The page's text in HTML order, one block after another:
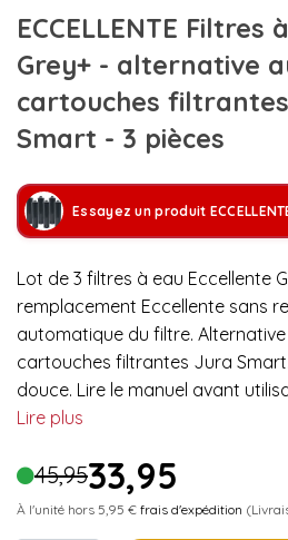
ECCELLENTE Filtres
Grey+ - alternative
cartouches
Smart - 3 pièces
Essayez un produit
Lot de 3 filtres à eau Eccellente
remplacement Eccellente sans
automatique du filtre.
cartouches filtrantes Jura
douce. Lire le manuel avant
Lire plus
45,9533,95
À l'unité hors 5,95 € frais d'expédition